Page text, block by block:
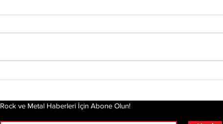
Hikayesi Film Oluyor
Rock ve Metal Haberleri İçin Abone Olun!